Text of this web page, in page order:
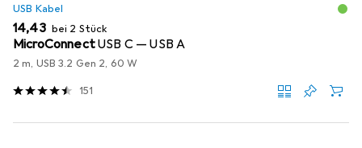
USB Kabel
EUR
14,43 bei 2 Stück
MicroConnectUSB C — USB A
2 m, USB 3.2 Gen 2, 60 W
151